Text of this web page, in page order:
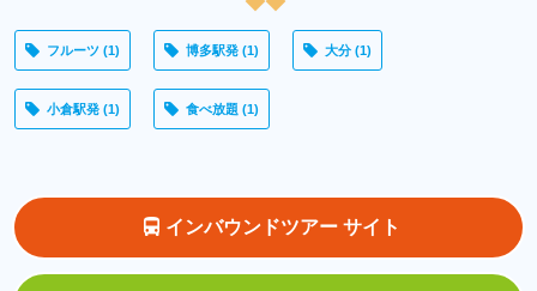
フルーツ (1) 博多駅発 (1) 大分 (1)
小倉駅発 (1) 食べ放題 (1)
インバウンドツアー サイト